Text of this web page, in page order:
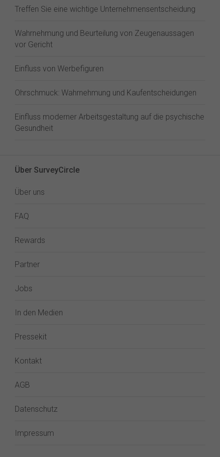
Treffen Sie eine wichtige Unternehmensentscheidung
Wahrnehmung und Beurteilung von Zeugenaussagen
vor Gericht
Einfluss von Werbefiguren
Ohrschmuck: Wahrnehmung und Kaufentscheidungen
Einfluss moderner Arbeitsgestaltung auf die psychische
Gesundheit
Über SurveyCircle
Über uns
FAQ
Rewards
Partner
Jobs
In den Medien
Pressekit
Kontakt
AGB
Datenschutz
Impressum